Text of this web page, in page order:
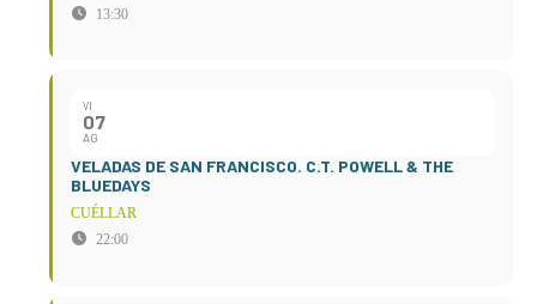
13:30
VI
07
AG
VELADAS DE SAN FRANCISCO. C.T. POWELL & THE
BLUEDAYS
CUÉLLAR
22:00